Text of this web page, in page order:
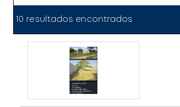
10 resultados encontrados